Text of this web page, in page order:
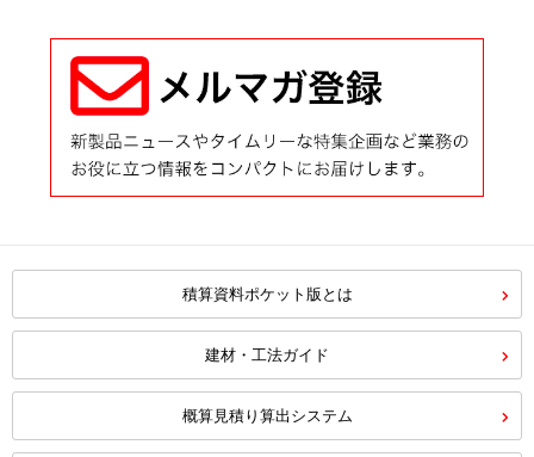
積算資料ポケット版とは
建材・工法ガイド
概算見積り算出システム